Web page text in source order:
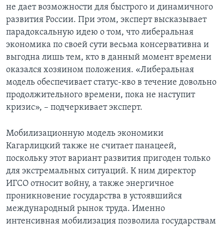
не дает возможности для быстрого и динамичного
развития России. При этом, эксперт высказывает
парадоксальную идею о том, что либеральная
экономика по своей сути весьма консервативна и
выгодна лишь тем, кто в данный момент времени
оказался хозяином положения. «Либеральная
модель обеспечивает статус-кво в течение довольно
продолжительного времени, пока не наступит
кризис», – подчеркивает эксперт.
Мобилизационную модель экономики
Кагарлицкий также не считает панацеей,
поскольку этот вариант развития пригоден только
для экстремальных ситуаций. К ним директор
ИГСО относит войну, а также энергичное
проникновение государства в устоявшийся
международный рынок труда. Именно
интенсивная мобилизация позволила государствам